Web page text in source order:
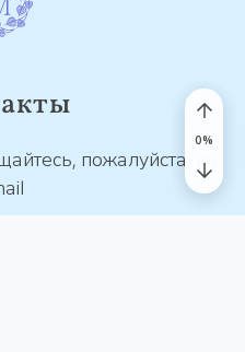
пожалуйста, на